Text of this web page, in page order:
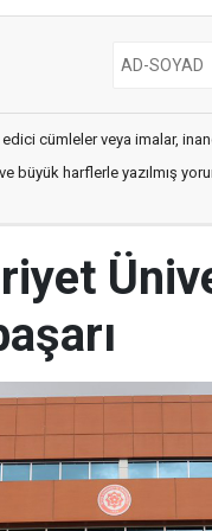
cümleler veya imalar,
büyük harflerle yazılmış